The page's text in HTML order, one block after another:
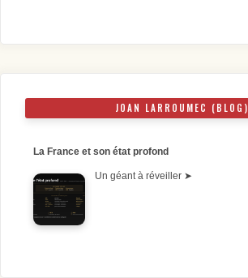
JOAN LARROUMEC (BLOG)
La France et son état profond
Un géant à réveiller ➤